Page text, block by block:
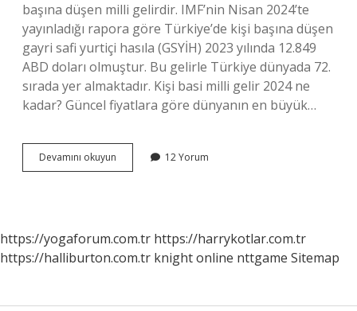
başına düşen milli gelirdir. IMF’nin Nisan 2024’te
yayınladığı rapora göre Türkiye’de kişi başına düşen
gayri safi yurtiçi hasıla (GSYİH) 2023 yılında 12.849
ABD doları olmuştur. Bu gelirle Türkiye dünyada 72.
sırada yer almaktadır. Kişi basi milli gelir 2024 ne
kadar? Güncel fiyatlara göre dünyanın en büyük…
Devamını okuyun Lüksemburg
Kişi
Dolar
12 Yorum
https://yogaforum.com.tr https://harrykotlar.com.tr
https://halliburton.com.tr knight online nttgame Sitemap